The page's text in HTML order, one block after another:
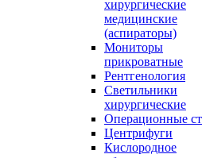
хирургические
медицинские
(аспираторы)
Мониторы
прикроватные
Рентгенология
Светильники
хирургические
Операционные
Центрифуги
Кислородное